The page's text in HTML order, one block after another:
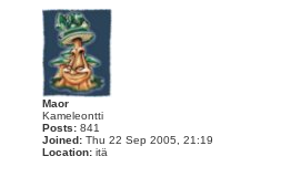
p
Maor
Kameleontti
Posts: 841
Joined: Thu 22 Sep 2005, 21:19
Location: itä